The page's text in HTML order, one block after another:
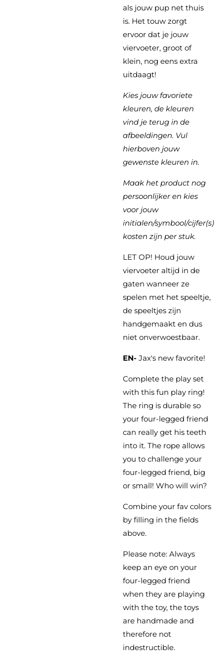
als jouw pup net thuis
is. Het touw zorgt
ervoor dat je jouw
viervoeter, groot of
klein, nog eens extra
uitdaagt!
Kies jouw favoriete
kleuren, de kleuren
vind je terug in de
afbeeldingen. Vul
hierboven jouw
gewenste kleuren in.
Maak het product nog
persoonlijker en kies
voor jouw
initialen/symbool/cijfer(s)
kosten zijn per stuk.
LET OP! Houd jouw
viervoeter altijd in de
gaten wanneer ze
spelen met het speeltje,
de speeltjes zijn
handgemaakt en dus
niet onverwoestbaar.
EN- Jax's new favorite!
Complete the play set
with this fun play ring!
The ring is durable so
your four-legged friend
can really get his teeth
into it. The rope allows
you to challenge your
four-legged friend, big
or small! Who will win?
Combine your fav colors
by filling in the fields
above.
Please note: Always
keep an eye on your
four-legged friend
when they are playing
with the toy, the toys
are handmade and
therefore not
indestructible.